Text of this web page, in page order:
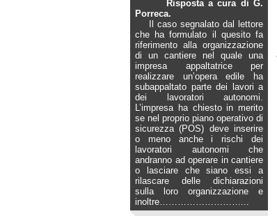
Risposta a cura di G.
Porreca.
Il caso segnalato dal lettore
che ha formulato il quesito fa
riferimento alla organizzazione
di un cantiere nel quale una
impresa appaltatrice per
realizzare un’opera edile ha
subappaltato parte dei lavori a
dei lavoratori autonomi.
L’impresa ha chiesto in merito
se nel proprio piano operativo di
sicurezza (POS) deve inserire
o meno anche i rischi dei
lavoratori autonomi che
andranno ad operare in cantiere
o lasciare che siano essi a
rilascare delle dichiarazioni
sulla loro organizzazione e
inoltre………………………...